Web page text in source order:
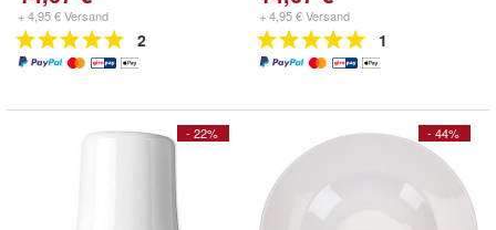
+ 4,95 € Versand
2
+ 4,95 € Versand
1
- 22% - 44%